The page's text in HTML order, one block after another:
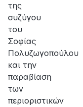
της
συζύγου
του
Σοφίας
Πολυζωγοπούλου
και την
παραβίαση
των
περιοριστικών